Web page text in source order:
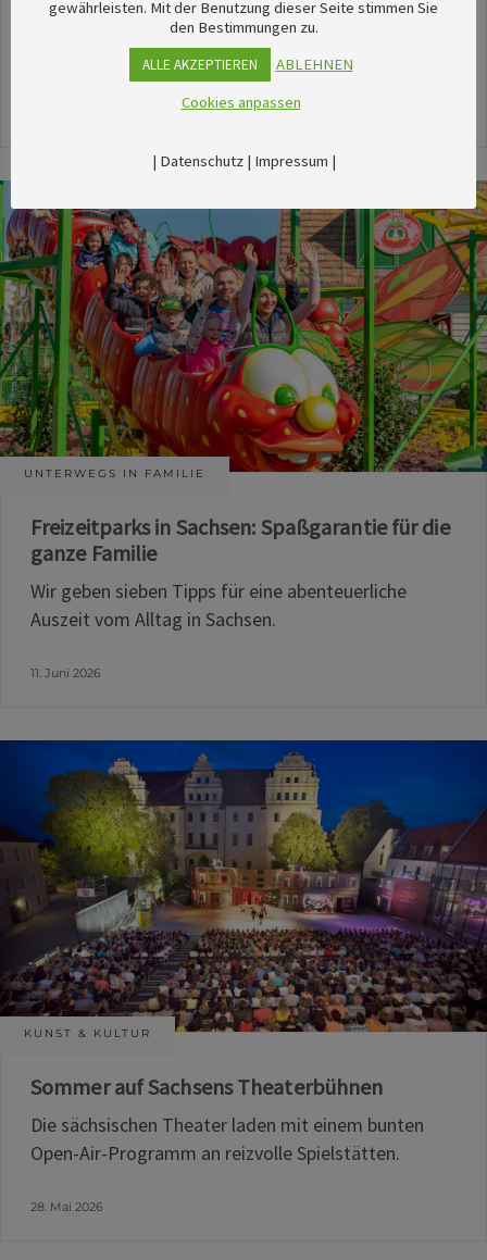
stimmungsvolle Veranstaltungen im August
herausgesucht.
UNTERWEGS IN FAMILIE
Freizeitparks in Sachsen: Spaßgarantie für die
ganze Familie
Wir geben sieben Tipps für eine abenteuerliche
Auszeit vom Alltag in Sachsen.
11. Juni 2026
KUNST & KULTUR
Sommer auf Sachsens Theaterbühnen
Die sächsischen Theater laden mit einem bunten
Open-Air-Programm an reizvolle Spielstätten.
28. Mai 2026
gewährleisten. Mit der Benutzung dieser Seite stimmen Sie
den Bestimmungen zu.
ALLE AKZEPTIEREN
ABLEHNEN
Cookies anpassen
| Datenschutz| Impressum |